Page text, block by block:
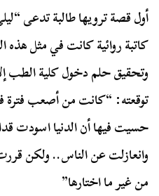
كاتبة روائية كانت في مثل هذه
وتحقيق حلم دخول كلية الطب
توقعته: “كانت من أصعب فترة
حسيت فيها أن الدنيا اسودت
وانعازلت عن الناس.. ولكن
من غير ما اختارها”